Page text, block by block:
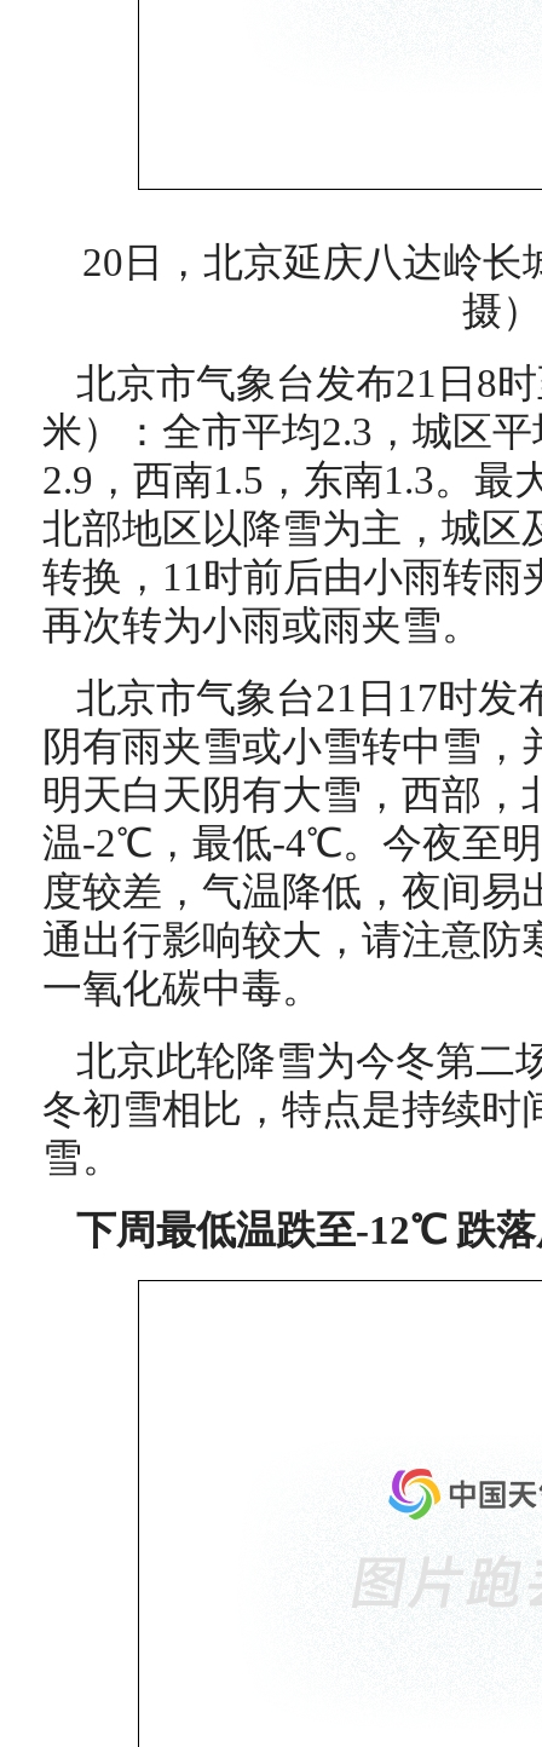
20日，北京延庆八达岭
摄）
北京市气象台发布21日8
米）：全市平均2.3，城区
2.9，西南1.5，东南1.3。最
北部地区以降雪为主，城区
转换，11时前后由小雨转雨
再次转为小雨或雨夹雪。
北京市气象台21日17时发
阴有雨夹雪或小雪转中雪
明天白天阴有大雪，西部，
温-2℃，最低-4℃。今夜至
度较差，气温降低，夜间
通出行影响较大，请注意防
一氧化碳中毒。
北京此轮降雪为今冬第二
冬初雪相比，特点是持续时
雪。
下周最低温跌至-12℃ 跌